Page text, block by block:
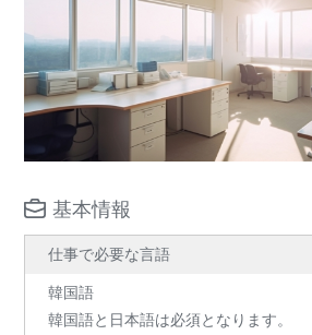
基本情報
仕事で必要な言語
韓国語
韓国語と日本語は必須となります。